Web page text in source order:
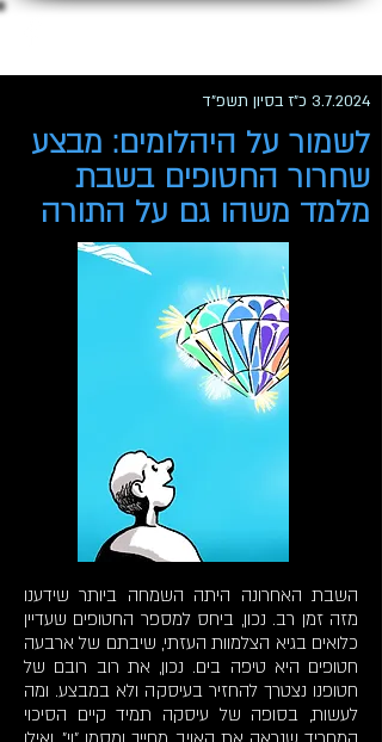
3.7.2024 כ"ז בסיון תשפ"ד
לשמור על היהלומים: מבצע
שחרור החטופים בשבת
מלמד משהו גם על התורה
השבת האחרונה היתה השמחה ביותר שידענו
מזה זמן רב. נכון, ביחס למספר החטופים שעדיין
כלואים בגיא הצלמוות העזתי, שיבתם של ארבעה
חטופים היא טיפה בים. נכון, את רוב רובם של
חטופנו נצטרך להחזיר בעיסקה ולא במבצע. ומה
לעשות, בסופה של עיסקה תמיד קיים הסיכוי